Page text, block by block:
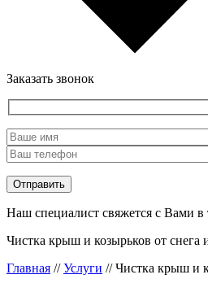
Заказать звонок
Наш специалист свяжется с Вами в
Чистка крыш и козырьков от снега
Главная //Услуги //Чистка крыш и